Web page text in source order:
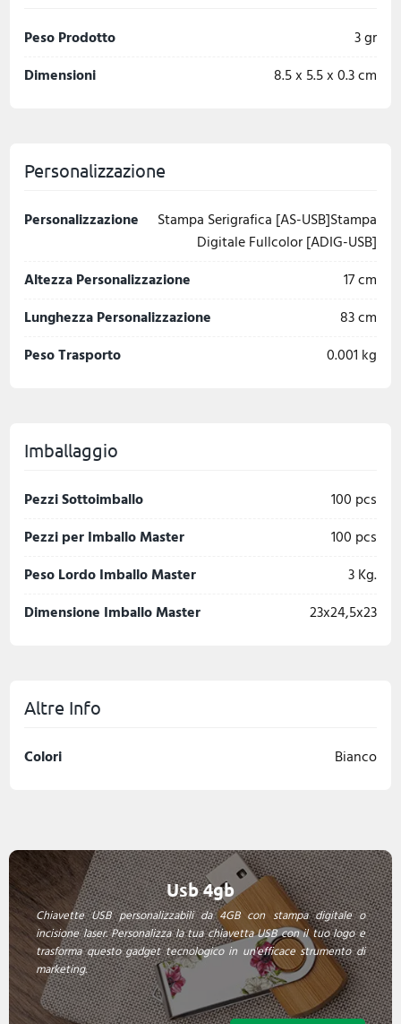
Peso Prodotto
3 gr
Dimensioni
8.5 x 5.5 x 0.3 cm
Personalizzazione
Personalizzazione
Stampa Serigrafica [AS-USB]Stampa
Digitale Fullcolor [ADIG-USB]
Altezza Personalizzazione
17 cm
Lunghezza Personalizzazione
83 cm
Peso Trasporto
0.001 kg
Imballaggio
Pezzi Sottoimballo
100 pcs
Pezzi per Imballo Master
100 pcs
Peso Lordo Imballo Master
3 Kg.
Dimensione Imballo Master
23x24,5x23
Altre Info
Colori Bianco
Usb 4gb
Chiavette USB personalizzabili da 4GB con stampa digitale o
incisione laser. Personalizza la tua chiavetta USB con il tuo logo e
trasforma questo gadget tecnologico in un'efficace strumento di
marketing.